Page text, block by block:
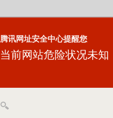
腾讯网址安全中心提醒您
当前网站危险状况未知